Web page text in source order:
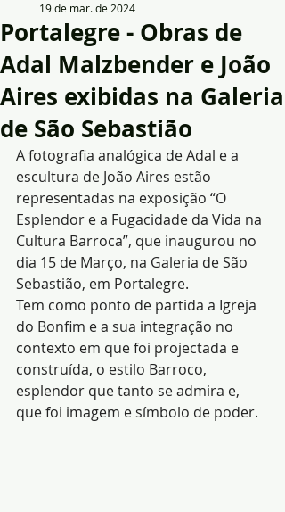
Portalegre - Obras de
Adal Malzbender e João
Aires exibidas na Galeria
de São Sebastião
19 de mar. de 2024
A fotografia analógica de Adal e a
escultura de João Aires estão
representadas na exposição “O
Esplendor e a Fugacidade da Vida na
Cultura Barroca”, que inaugurou no
dia 15 de Março, na Galeria de São
Sebastião, em Portalegre.
Tem como ponto de partida a Igreja
do Bonfim e a sua integração no
contexto em que foi projectada e
construída, o estilo Barroco,
esplendor que tanto se admira e,
que foi imagem e símbolo de poder.